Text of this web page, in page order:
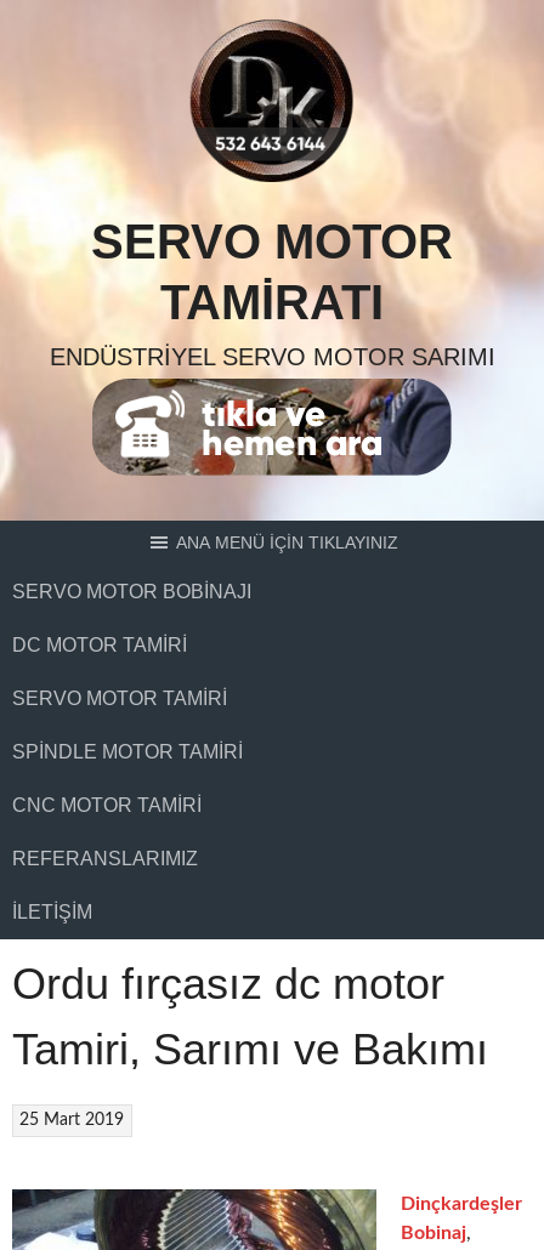
SERVO MOTOR
TAMIRATI
ENDÜSTRIYEL SERVO MOTOR SARIMI
ANA MENÜ İÇİN TIKLAYINIZ
SERVO MOTOR BOBINAJI
DC MOTOR TAMIRI
SERVO MOTOR TAMIRI
SPINDLE MOTOR TAMIRI
CNC MOTOR TAMIRI
REFERANSLARIMIZ
İLETIŞIM
Ordu fırçasız dc motor
Tamiri, Sarımı ve Bakımı
25 Mart 2019
Dinçkardeşler
Bobinaj,